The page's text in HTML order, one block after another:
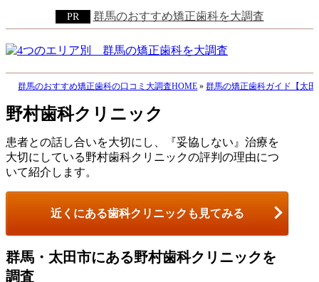
群馬のおすすめ矯正歯科を大調査
群馬のおすすめ矯正歯科の口コミ大調査HOME »群馬の矯正歯科ガイド【太田
野村歯科クリニック
患者との話し合いを大切にし、『妥協しない』治療を
大切にしている野村歯科クリニックの評判の理由につ
いて紹介します。
近くにある歯科クリニックも見てみる
群馬・太田市にある野村歯科クリニックを
調査